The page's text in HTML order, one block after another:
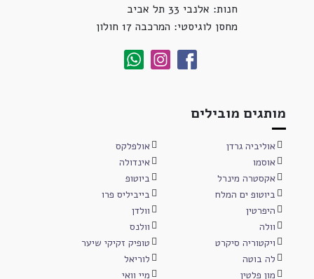
חנות: אלנבי 33 תל אביב
מחסן לוגיסטי: המרכבה 17 חולון
מותגים מובילים
אוליביה גרדן
אולפלקס
אוסמו
אינדולה
אקסטרה מינרל
ביוטופ
ביוטופ ים המלח
בייביליס פרו
היפרטין
וולדן
וולה
וולנס
ויקטוריה סיקרט
טופיק זקיקי שיער
לה בוטה
לוריאל
מון פלטין
מיי וואי